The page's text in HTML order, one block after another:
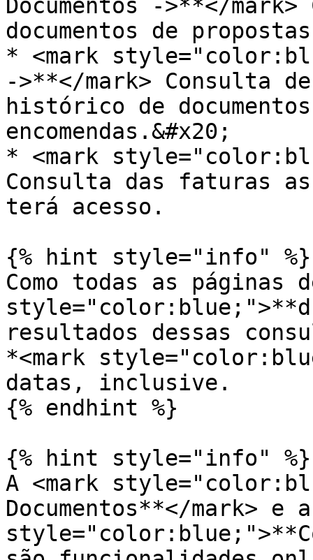
Documentos ->**</
documentos de
* <mark
->**</mark> Consulta
histórico de
encomendas.&#x20;
* <mark
Consulta das faturas
terá acesso.
{% hint style="info" %}
Como todas as páginas
resultados dessas
*<mark
datas, inclusive.
{% endhint %}
{% hint style="info" %}
A <mark
Documentos**</mark> e